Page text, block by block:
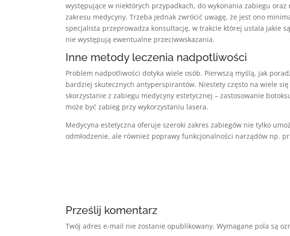
występujące w niektórych przypadkach, do wykonania zabiegu
zakresu medycyny. Trzeba jednak zwrócić uwagę, że jest ono
specjalista przeprowadza konsultację, w trakcie której ustala jakie
nie występują ewentualne przeciwwskazania.
Inne metody leczenia nadpotliwości
Problem nadpotliwości dotyka wiele osób. Pierwszą myślą, jak
bardziej skutecznych antyperspirantów. Niestety często na wiele
skorzystanie z zabiegu medycyny estetycznej – zastosowanie
może być zabieg przy wykorzystaniu lasera.
Medycyna estetyczna oferuje szeroki zakres zabiegów nie tylko
odmłodzenie, ale również poprawy funkcjonalności narządów np.
Prześlij komentarz
Twój adres e-mail nie zostanie opublikowany. Wymagane pola są